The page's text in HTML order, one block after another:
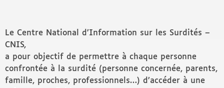
Le Centre National d’Information sur les Surdités –
CNIS,
a pour objectif de permettre à chaque personne
confrontée à la surdité (personne concernée, parents,
famille, proches, professionnels…) d’accéder à une